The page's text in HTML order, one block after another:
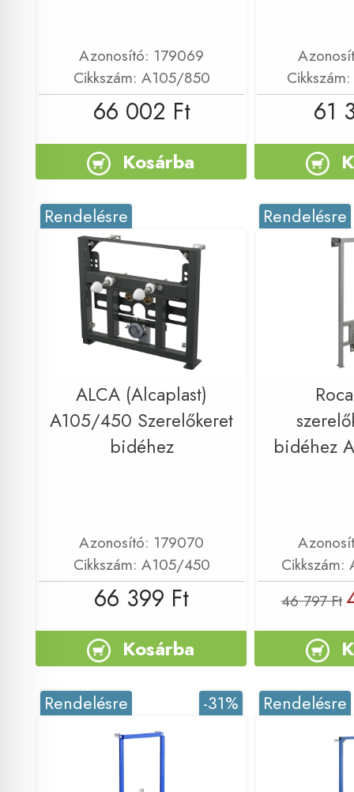
Azonosító: 179069
Cikkszám: A105/850
66 002 Ft
Kosárba
61
Rendelésre
ALCA (Alcaplast)
A105/450 Szerelőkeret
bidéhez
Azonosító: 179070
Cikkszám: A105/450
66 399 Ft
Kosárba
Rendelésre
bidéhez
46 797 Ft
-31%
Rendelésre Rendelésre